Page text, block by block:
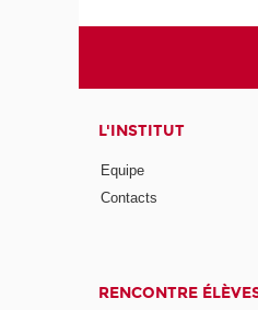
L'INSTITUT
Equipe
Contacts
RENCONTRE